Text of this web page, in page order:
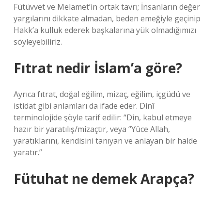
Fütüvvet ve Melamet’in ortak tavrı; İnsanların değer
yargılarını dikkate almadan, beden emeğiyle geçinip
Hakk’a kulluk ederek başkalarına yük olmadığımızı
söyleyebiliriz.
Fıtrat nedir İslam’a göre?
Ayrıca fıtrat, doğal eğilim, mizaç, eğilim, içgüdü ve
istidat gibi anlamları da ifade eder. Dinî
terminolojide şöyle tarif edilir: “Din, kabul etmeye
hazır bir yaratılış/mizaçtır, veya “Yüce Allah,
yaratıklarını, kendisini tanıyan ve anlayan bir halde
yaratır.”
Fütuhat ne demek Arapça?